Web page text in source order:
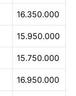
16.350.000
15.950.000
15.750.000
16.950.000